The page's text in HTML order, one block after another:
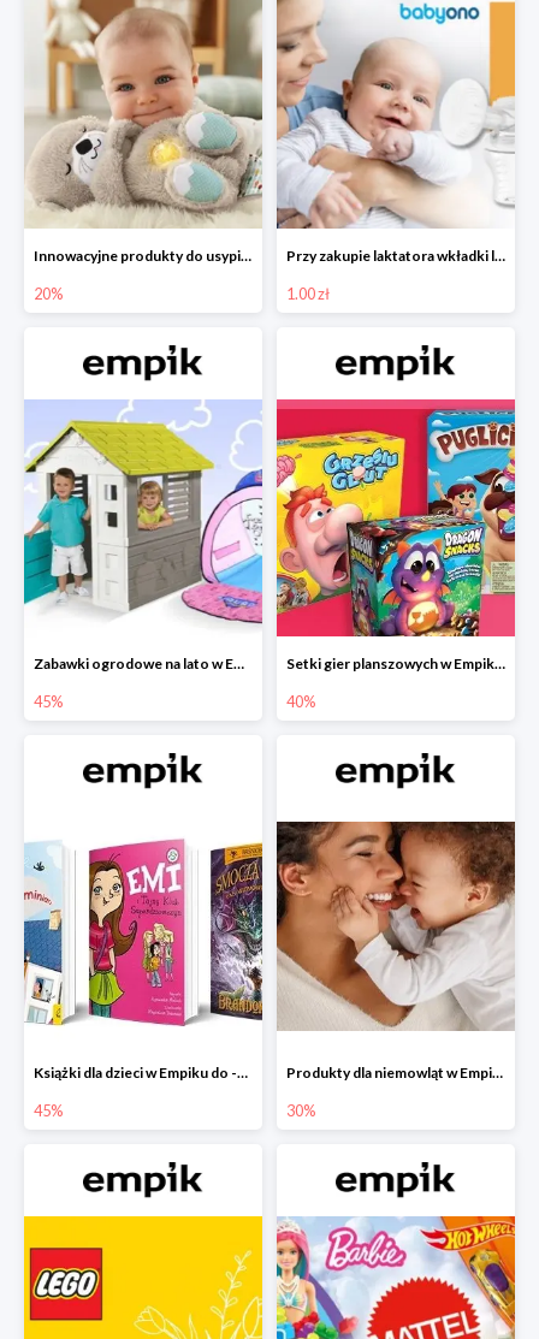
Innowacyjne produkty do usypiania w Empiku -20%
20%
Przy zakupie laktatora wkładki laktacyjne za 1 zł!
1.00 zł
Zabawki ogrodowe na lato w Empiku do -45%
45%
Setki gier planszowych w Empiku do -40%
40%
Książki dla dzieci w Empiku do -45%
45%
Produkty dla niemowląt w Empiku do -30%
30%